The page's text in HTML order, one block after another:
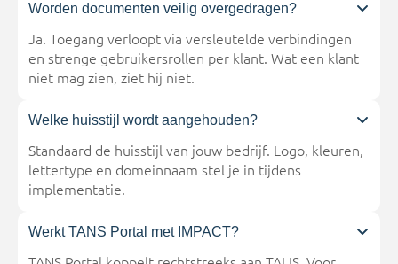
Worden documenten veilig overgedragen?
Ja. Toegang verloopt via versleutelde verbindingen
en strenge gebruikersrollen per klant. Wat een klant
niet mag zien, ziet hij niet.
Welke huisstijl wordt aangehouden?
Standaard de huisstijl van jouw bedrijf. Logo, kleuren,
lettertype en domeinnaam stel je in tijdens
implementatie.
Werkt TANS Portal met IMPACT?